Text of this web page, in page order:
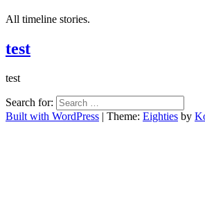
All timeline stories.
test
test
Search for:
Built with WordPress | Theme: Eighties by